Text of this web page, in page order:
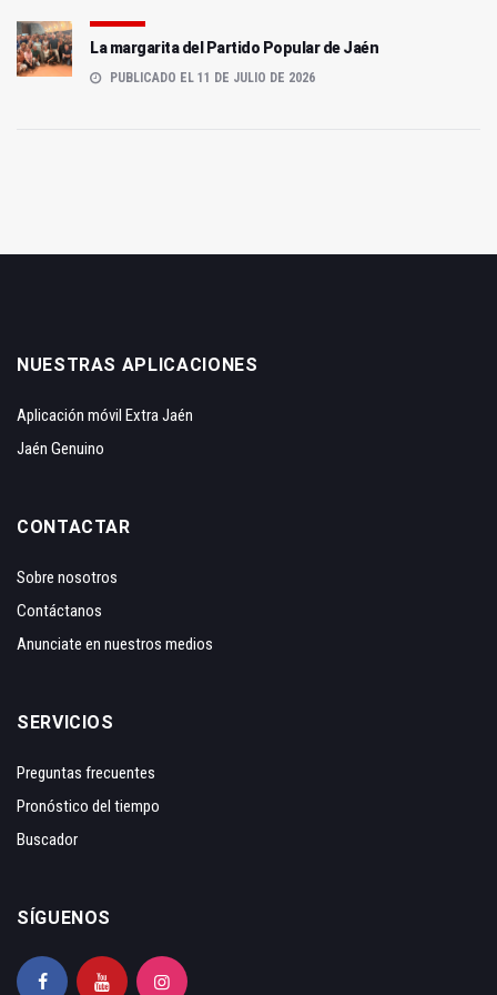
La margarita del Partido Popular de Jaén
PUBLICADO EL 11 DE JULIO DE 2026
NUESTRAS APLICACIONES
Aplicación móvil Extra Jaén
Jaén Genuino
CONTACTAR
Sobre nosotros
Contáctanos
Anunciate en nuestros medios
SERVICIOS
Preguntas frecuentes
Pronóstico del tiempo
Buscador
SÍGUENOS